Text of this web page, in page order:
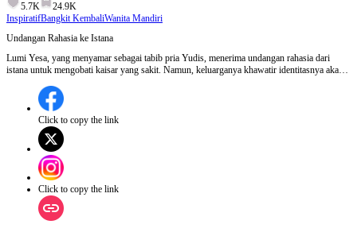
5.7K
24.9K
InspiratifBangkit KembaliWanita Mandiri
Undangan Rahasia ke Istana
Lumi Yesa, yang menyamar sebagai tabib pria Yudis, menerima undangan rahasia dari
istana untuk mengobati kaisar yang sakit. Namun, keluarganya khawatir identitasnya akan
kaisar tanpa mengungkapkan identitas aslinya?
Click to copy the link
Click to copy the link